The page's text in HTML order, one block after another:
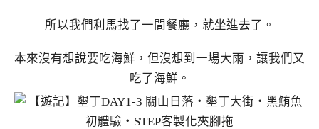
所以我們利馬找了一間餐廳，就坐進去了。
本來沒有想說要吃海鮮，但沒想到一場大雨，讓我們又
吃了海鮮。